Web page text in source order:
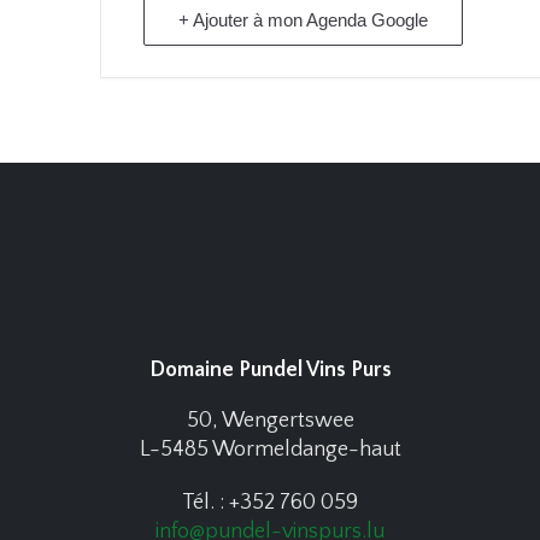
+ Ajouter à mon Agenda Google
Domaine Pundel Vins Purs
50, Wengertswee
L-5485 Wormeldange-haut
Tél. : +352 760 059
info@pundel-vinspurs.lu